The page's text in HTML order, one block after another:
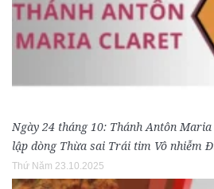
Ngày 24 tháng 10: Thánh Antôn
lập dòng Thừa sai Trái tim Vô nhiễm
Thứ Năm 23.10.2025